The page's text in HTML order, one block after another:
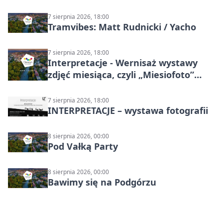
7 sierpnia 2026, 18:00
Tramvibes: Matt Rudnicki / Yacho
7 sierpnia 2026, 18:00
Interpretacje - Wernisaż wystawy
zdjęć miesiąca, czyli „Miesiofoto”
Fotograficznego
7 sierpnia 2026, 18:00
INTERPRETACJE – wystawa fotografii
8 sierpnia 2026, 00:00
Pod Vałką Party
8 sierpnia 2026, 00:00
Bawimy się na Podgórzu